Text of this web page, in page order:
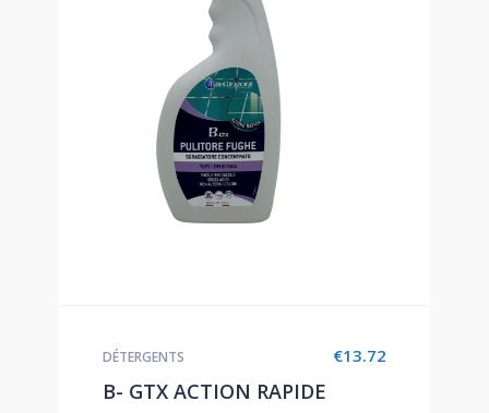
€13.72
DÉTERGENTS
B- GTX ACTION RAPIDE